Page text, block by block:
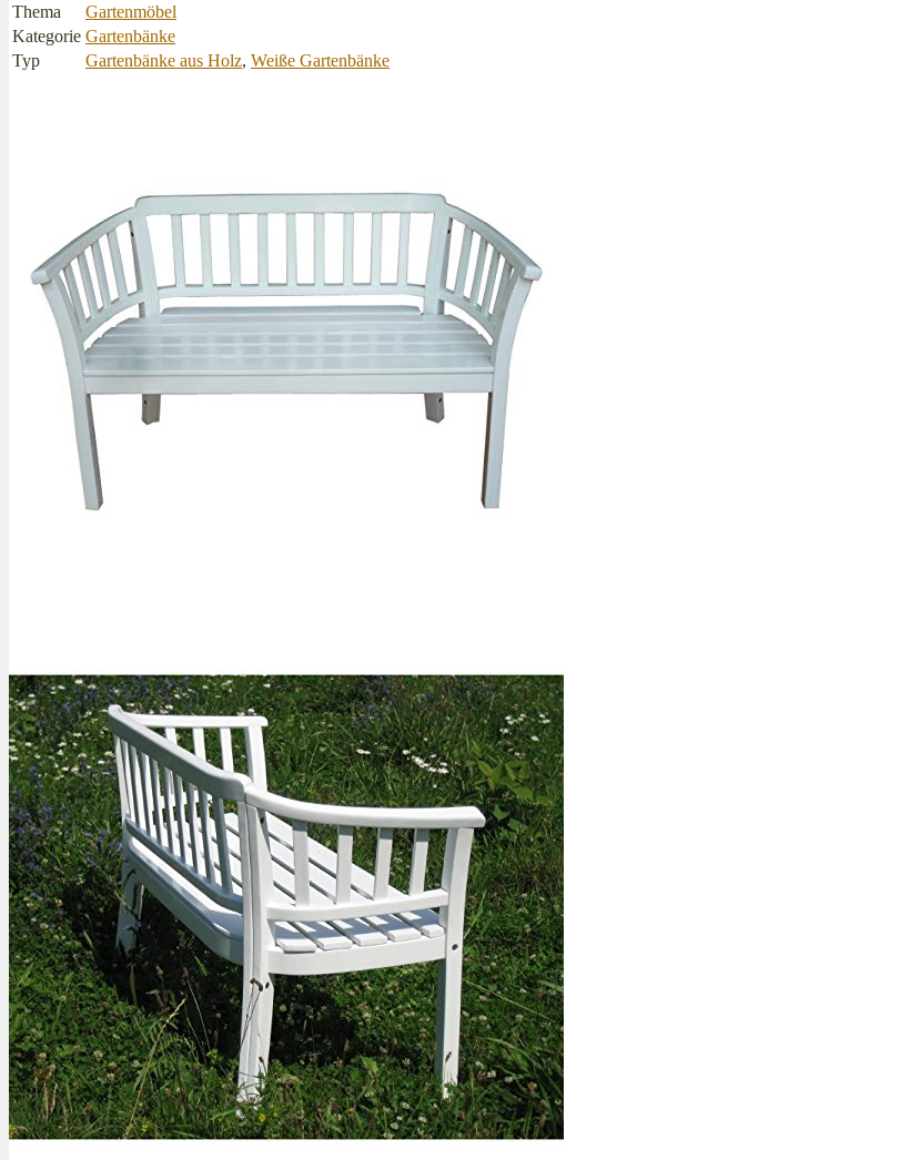
Thema
Gartenmöbel
Kategorie Gartenbänke
Typ
Gartenbänke aus Holz, Weiße Gartenbänke